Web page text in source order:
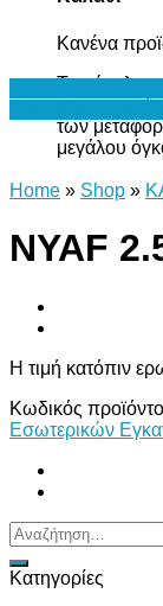
Κανένα
Το σύνολο
των
μεγάλου
Home » Shop »
NYAF
Η τιμή κατόπιν
Κωδικός
Εσωτερικών
Αναζήτηση
για:
Κατηγορίες